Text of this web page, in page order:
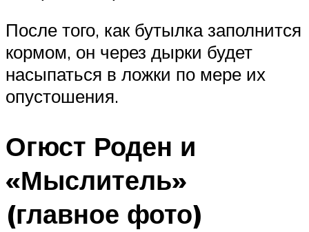
После того, как бутылка заполнится
кормом, он через дырки будет
насыпаться в ложки по мере их
опустошения.
Огюст Роден и
«Мыслитель»
(главное фото)